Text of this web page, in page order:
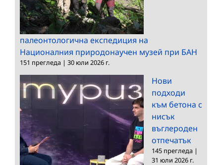
палеонтологична експедиция на
Националния природонаучен музей при БАН
151 прегледа | 30 юли 2026 г.
Нови
подходи
към бетона с
нисък
въглероден
отпечатък
145 прегледа |
31 юли 2026 г.